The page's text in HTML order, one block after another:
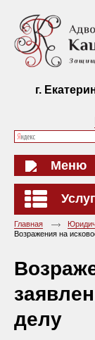
г.
Меню
Главная
Возражения на
делу